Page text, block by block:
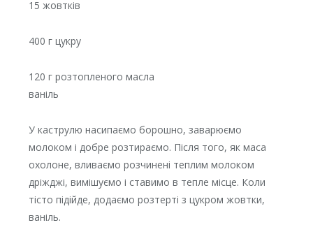
15 жовтків
400 г цукру
120 г розтопленого масла
ваніль
У каструлю насипаємо борошно, заварюємо
молоком і добре розтираємо. Після того, як маса
охолоне, вливаємо розчинені теплим молоком
дріжджі, вимішуємо і ставимо в тепле місце. Коли
тісто підійде, додаємо розтерті з цукром жовтки,
ваніль.